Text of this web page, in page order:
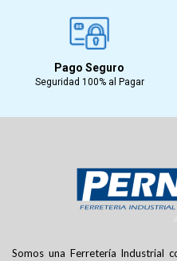
Pago Seguro
Seguridad 100% al Pagar
Somos una Ferretería Industrial